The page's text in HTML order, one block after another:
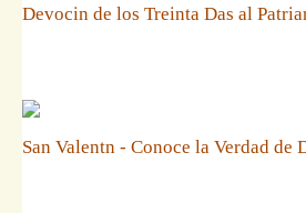
Devocin de los Treinta Das al
San Valentn - Conoce la Verdad de